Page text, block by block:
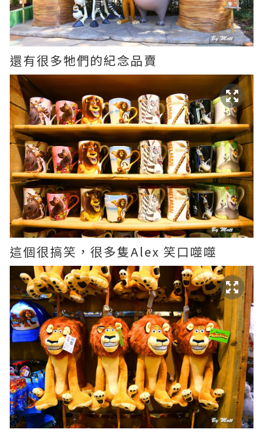
還有很多牠們的紀念品賣
這個很搞笑，很多隻Alex 笑口噬噬